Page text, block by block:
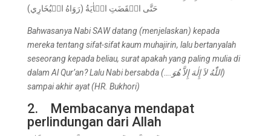
حَتَّى انۡقَضَتِ الۡاٰيَةُ (رَوَاهُ الۡبُخَارِي)
Bahwasanya Nabi SAWdatang (menjelaskan) kepada
mereka tentang sifat-sifat kaum muhajirin, lalu bertanyalah
seseorang kepada beliau, surat apakah yang paling mulia di
dalam Al Qur’an? Lalu Nabi bersabda (…. اللّٰهُ لاَ إِلٰهَ إِلاَّ هُوَ)
sampai akhir ayat (HR. Bukhori)
2. Membacanya mendapat
perlindungan dari Allah